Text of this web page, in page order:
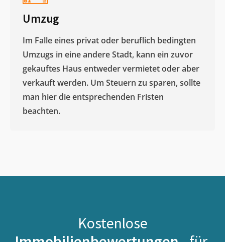
Umzug
Im Falle eines privat oder beruflich bedingten
Umzugs in eine andere Stadt, kann ein zuvor
gekauftes Haus entweder vermietet oder aber
verkauft werden. Um Steuern zu sparen, sollte
man hier die entsprechenden Fristen
beachten.
Kostenlose